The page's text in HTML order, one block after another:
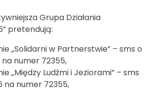
Grupa Działania
pretendują:
„Solidarni w Partnerstwie” – sms o
na numer 72355,
„Między Ludźmi i Jeziorami” – sms
na numer 72355,